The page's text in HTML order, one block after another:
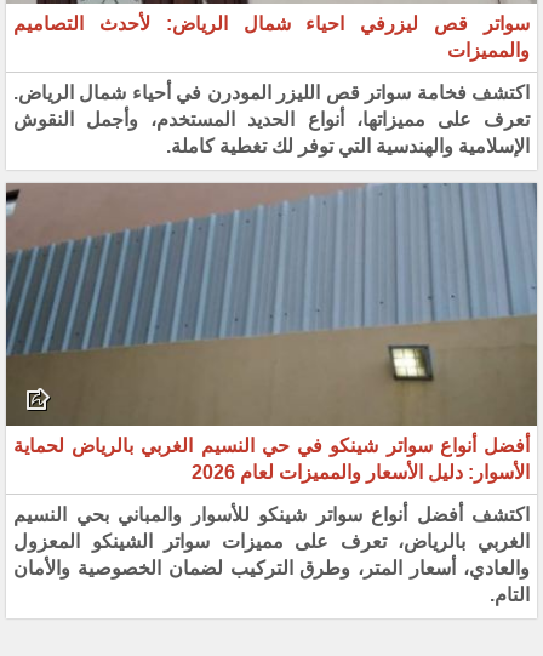
سواتر قص ليزرفي احياء شمال الرياض: لأحدث التصاميم
والمميزات
اكتشف فخامة سواتر قص الليزر المودرن في أحياء شمال الرياض.
تعرف على مميزاتها، أنواع الحديد المستخدم، وأجمل النقوش
الإسلامية والهندسية التي توفر لك تغطية كاملة.
أفضل أنواع سواتر شينكو في حي النسيم الغربي بالرياض لحماية
الأسوار: دليل الأسعار والمميزات لعام 2026
اكتشف أفضل أنواع سواتر شينكو للأسوار والمباني بحي النسيم
الغربي بالرياض، تعرف على مميزات سواتر الشينكو المعزول
والعادي، أسعار المتر، وطرق التركيب لضمان الخصوصية والأمان
التام.